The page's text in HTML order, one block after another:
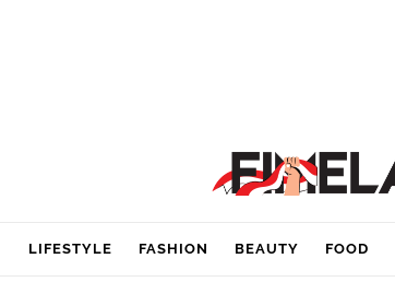
LIFESTYLE FASHION BEAUTY FOOD